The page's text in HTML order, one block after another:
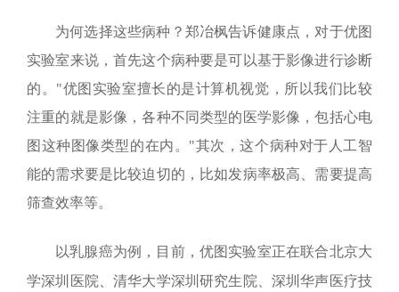
为何选择这些病种？郑冶枫告诉健康点，对于优图
实验室来说，首先这个病种要是可以基于影像进行诊断
的。"优图实验室擅长的是计算机视觉，所以我们比较
注重的就是影像，各种不同类型的医学影像，包括心电
图这种图像类型的在内。"其次，这个病种对于人工智
能的需求要是比较迫切的，比如发病率极高、需要提高
筛查效率等。
以乳腺癌为例，目前，优图实验室正在联合北京大
学深圳医院、清华大学深圳研究生院、深圳华声医疗技